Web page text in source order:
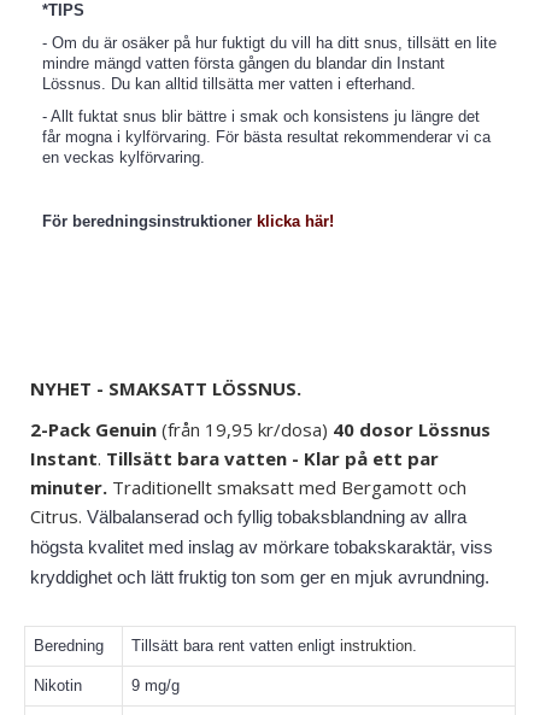
*TIPS
- Om du är osäker på hur fuktigt du vill ha ditt snus, tillsätt en lite
mindre mängd vatten första gången du blandar din Instant
Lössnus. Du kan alltid tillsätta mer vatten i efterhand.
- Allt fuktat snus blir bättre i smak och konsistens ju längre det
får mogna i kylförvaring. För bästa resultat rekommenderar vi ca
en veckas kylförvaring.
För beredningsinstruktioner klicka här!
NYHET - SMAKSATT LÖSSNUS.
2-Pack Genuin (från 19,95 kr/dosa) 40 dosor Lössnus
Instant. Tillsätt bara vatten - Klar på ett par
minuter. Traditionellt smaksatt med Bergamott och
Citrus. Välbalanserad och fyllig tobaksblandning av allra
högsta kvalitet med inslag av mörkare tobakskaraktär, viss
kryddighet och lätt fruktig ton som ger en mjuk avrundning.
Beredning Tillsätt bara rent vatten enligt instruktion.
Nikotin 9 mg/g